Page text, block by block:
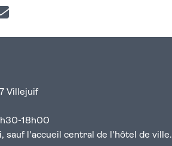
Facebook
sur LinkedIn
sur Whatsapp
Partager par courriel
Villejuif
18h00
l'accueil central de l'hôtel de ville.